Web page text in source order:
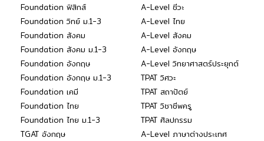
Foundation ฟิสิกส์
Foundation วิทย์ ม.1-3
Foundation สังคม
Foundation สังคม ม.1-3
Foundation อังกฤษ
Foundation อังกฤษ ม.1-3
Foundation เคมี
Foundation ไทย
Foundation ไทย ม.1-3
TGAT อังกฤษ
A-Level ชีวะ
A-Level ไทย
A-Level สังคม
A-Level อังกฤษ
A-Level วิทยาศาสตร์ประยุกต์
TPAT วิศวะ
TPAT สถาปัตย์
TPAT วิชาชีพครู
TPAT ศิลปกรรม
A-Level ภาษาต่างประเทศ